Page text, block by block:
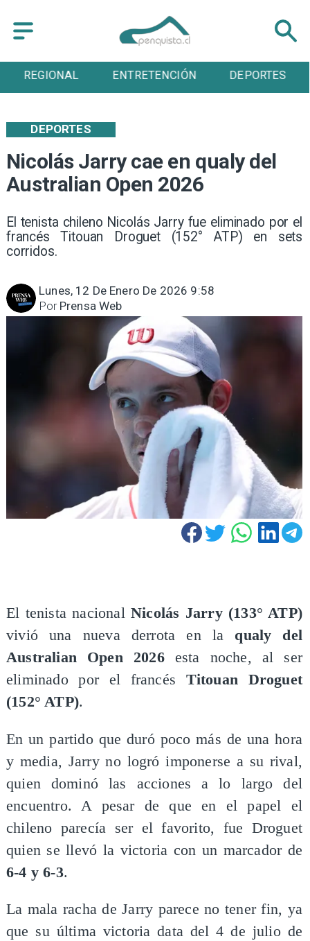
ENTRETENCIÓN DEPORTES CULTURA
Nicolás Jarry cae en qualy del
Australian Open 2026
El tenista chileno Nicolás Jarry fue eliminado por el
francés Titouan Droguet (152° ATP) en sets
corridos.
DEPORTES
Lunes, 12 De Enero De 2026 9:58
Prensa Web
Por
El tenista nacionalNicolás Jarry (133° ATP)
vivió una nueva derrota en la qualy del
Australian Open 2026esta noche, al ser
eliminado por el francés Titouan Droguet
(152° ATP).
En un partido que duró poco más de una hora
y media, Jarry no logró imponerse a su rival,
quien dominó las acciones a lo largo del
encuentro. A pesar de que en el papel el
chileno parecía ser el favorito, fue Droguet
quien se llevó la victoria con un marcador de
6-4 y 6-3.
La mala racha de Jarry parece no tener fin, ya
que su última victoria data del 4 de julio de